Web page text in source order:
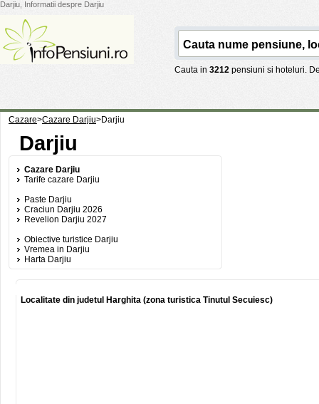
Darjiu, Informatii despre Darjiu
Cauta in 3212 pensiuni si hoteluri.
Cazare>Cazare Darjiu>Darjiu
Darjiu
Cazare Darjiu
Tarife cazare Darjiu
Paste Darjiu
Craciun Darjiu 2026
Revelion Darjiu 2027
Obiective turistice Darjiu
Vremea in Darjiu
Harta Darjiu
Localitate din judetul Harghita (zona turistica Tinutul Secuiesc)